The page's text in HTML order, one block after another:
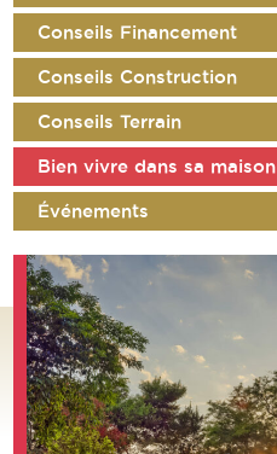
Conseils Financement
Conseils Construction
Conseils Terrain
Bien vivre dans sa maison
Événements